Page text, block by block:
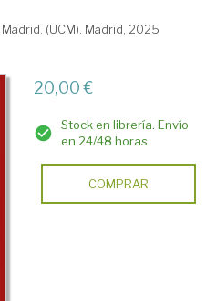
(UCM). Madrid, 2025
20,00 €
Stock en librería. Envío
en 24/48 horas
COMPRAR